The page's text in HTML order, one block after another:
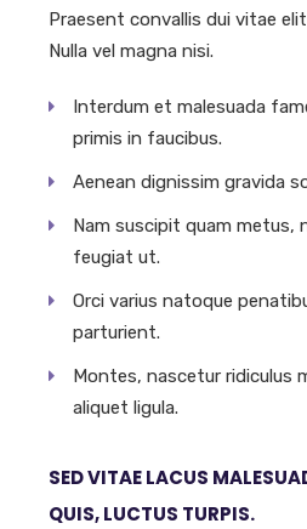
Praesent convallis dui vitae
Nulla vel magna nisi.
Interdum et malesuada
primis in faucibus.
Aenean dignissim gravida
Nam suscipit quam metus,
feugiat ut.
Orci varius natoque
parturient.
Montes, nascetur ridiculus
aliquet ligula.
SED VITAE LACUS
QUIS, LUCTUS TURPIS.